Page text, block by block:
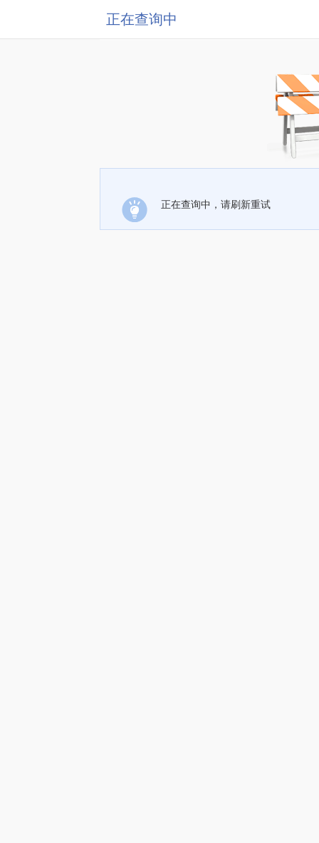
正在查询中
正在查询中，请刷新重试